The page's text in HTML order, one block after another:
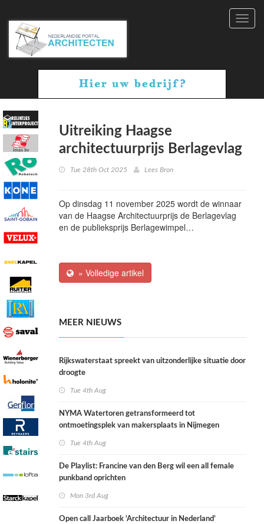
Uitreiking Haagse
architectuurprijs Berlagevlag
Tue 28th Oct 2025 Lees Bron
Op dinsdag 11 november 2025 wordt de winnaar
van de Haagse Architectuurprijs de Berlagevlag
en de publieksprijs Berlagewimpel…
» Volledige artikel
MEER NIEUWS
Rijkswaterstaat spreekt van uitzonderlijke situatie door
droogte
Tue 4th Aug
NYMA Watertoren getransformeerd tot
ontmoetingsplek van makersplaats in Nijmegen
Tue 4th Aug
De Playlist: Francine van den Berg wil een all female
punkband oprichten
Mon 3rd Aug
Open call Jaarboek ‘Architectuur in Nederland’